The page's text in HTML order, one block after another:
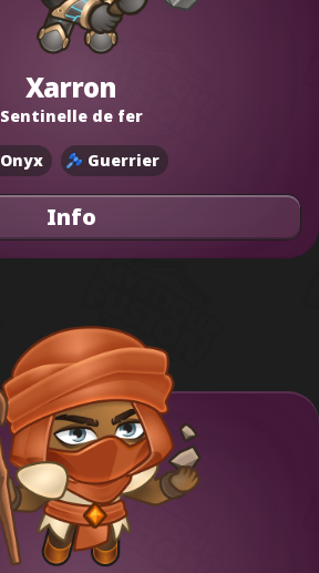
Xarron
Sentinelle de fer
Onyx Guerrier
Info